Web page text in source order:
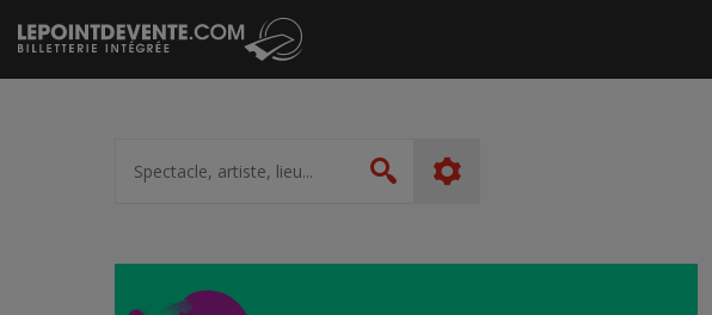
Passer
au
contenu
artiste,
lieu...
Rechercher